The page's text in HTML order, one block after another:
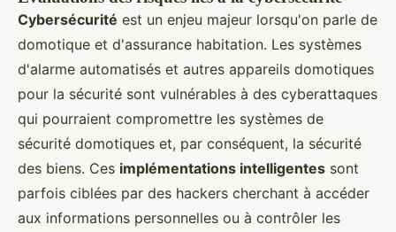
Cybersécurité est un enjeu majeur lorsqu'on parle de
domotique et d'assurance habitation. Les systèmes
d'alarme automatisés et autres appareils domotiques
pour la sécurité sont vulnérables à des cyberattaques
qui pourraient compromettre les systèmes de
sécurité domotiques et, par conséquent, la sécurité
des biens. Ces implémentations intelligentes sont
parfois ciblées par des hackers cherchant à accéder
aux informations personnelles ou à contrôler les